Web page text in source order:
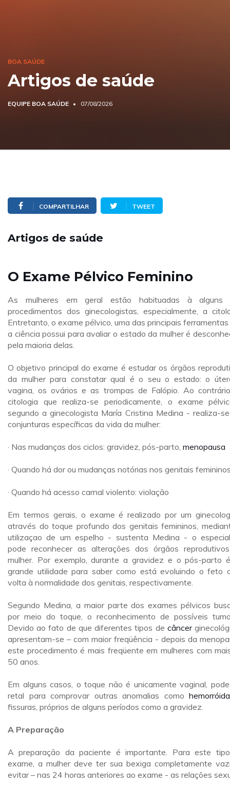
BOA SAÚDE
Artigos de saúde
EQUIPE BOA SAÚDE 07/08/2026
COMPARTILHAR TWEET
Artigos de saúde
O Exame Pélvico Feminino
As mulheres em geral estão habituadas à alguns
procedimentos dos ginecologistas, especialmente, a
Entretanto, o exame pélvico, uma das principais ferramentas
a ciência possui para avaliar o estado da mulher é
pela maioria delas.
O objetivo principal do exame é estudar os órgãos
da mulher para constatar qual é o seu o estado: o
vagina, os ovários e as trompas de Falópio. Ao
citologia que realiza-se periodicamente, o exame
segundo a ginecologista María Cristina Medina - realiza-
conjunturas específicas da vida da mulher:
· Nas mudanças dos ciclos: gravidez, pós-parto, menopausa
· Quando há dor ou mudanças notórias nos genitais
· Quando há acesso carnal violento: violação
Em termos gerais, o exame é realizado por um
através do toque profundo dos genitais femininos,
utilizaçao de um espelho - sustenta Medina - o
pode reconhecer as alterações dos órgãos
mulher. Por exemplo, durante a gravidez e o pós-parto
grande utilidade para saber como está evoluindo o feto
volta à normalidade dos genitais, respectivamente.
Segundo Medina, a maior parte dos exames pélvicos
por meio do toque, o reconhecimento de possíveis
Devido ao fato de que diferentes tipos de câncer
apresentam-se – com maior freqüência - depois da
este procedimento é mais freqüente em mulheres com
50 anos.
Em alguns casos, o toque não é unicamente vaginal,
retal para comprovar outras anomalias como
fissuras, próprios de alguns períodos como a gravidez.
A Preparação
A preparação da paciente é importante. Para este
exame, a mulher deve ter sua bexiga completamente
evitar – nas 24 horas anteriores ao exame - as relações